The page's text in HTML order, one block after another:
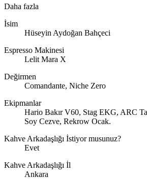
Daha fazla
İsim
Hüseyin Aydoğan Bahçeci
Espresso Makinesi
Lelit Mara X
Değirmen
Comandante, Niche Zero
Ekipmanlar
Hario Bakır V60, Stag EKG, ARC
Soy Cezve, Rekrow Ocak.
Kahve Arkadaşlığı İstiyor musunuz?
Evet
Kahve Arkadaşlığı İl
Ankara